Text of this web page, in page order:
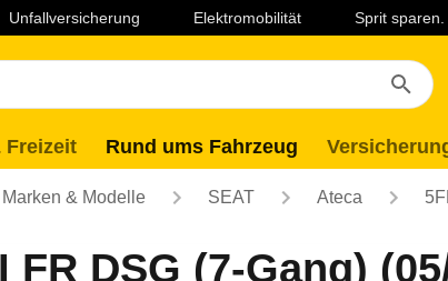
Unfallversicherung Elektromobilität Sprit
Freizeit Rund ums Fahrzeug
Marken & Modelle SEAT Ateca
DSG (7-Gang)